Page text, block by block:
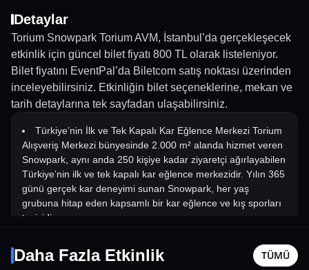
Detaylar
Torium Snowpark Torium AVM, İstanbul’da gerçekleşecek
etkinlik için güncel bilet fiyatı 800 TL olarak listeleniyor.
Bilet fiyatını EventPal’da Biletcom satış noktası üzerinden
inceleyebilirsiniz. Etkinliğin bilet seçeneklerine, mekan ve
tarih detaylarına tek sayfadan ulaşabilirsiniz.
Türkiye’nin İlk ve Tek Kapalı Kar Eğlence Merkezi Torium
Alışveriş Merkezi bünyesinde 2.000 m² alanda hizmet veren
Snowpark, aynı anda 250 kişiye kadar ziyaretçi ağırlayabilen
Türkiye’nin ilk ve tek kapalı kar eğlence merkezidir. Yılın 365
günü gerçek kar deneyimi sunan Snowpark, her yaş
grubuna hitap eden kapsamlı bir kar eğlence ve kış sporları
tesisidir.
Torium Snowpark, şehrin en özgün destinasyonlarından biri
olmayı başarmıştır. Gelişmiş soğutma altyapısı ve kar üretim
Daha Fazla Etkinlik TÜMÜ
İstanbul Conia Game Center İstanbul